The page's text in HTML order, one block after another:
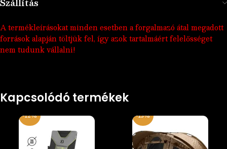
Szállítás
A termékleírásokat minden esetben a forgalmazó átal megadott
források alapján töltjük fel, így azok tartalmáért felelősséget
nem tudunk vállalni!
Kapcsolódó termékek
-12% -15%